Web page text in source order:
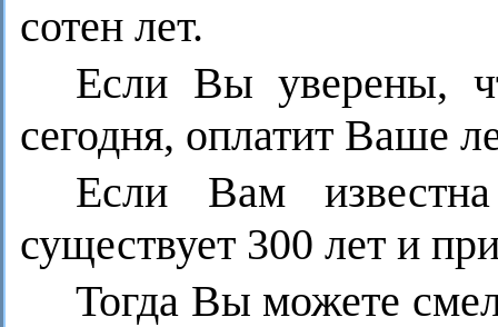
сотен лет.
Если Вы уверены,
сегодня, оплатит Ваше
Если Вам
существует 300 лет и
Тогда Вы можете